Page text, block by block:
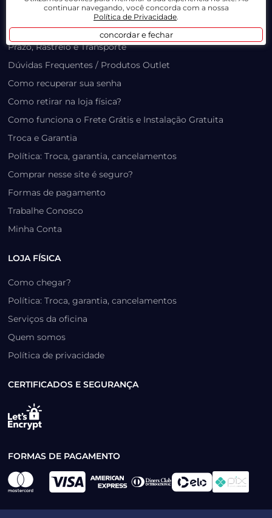
LOJA VIRTUAL
Lista de Desejos
Prazo, Rastreio e Transporte
Dúvidas Frequentes / Produtos Outlet
Como recuperar sua senha
Como retirar na loja física?
Como funciona o Frete Grátis e Instalação Gratuita
Troca e Garantia
Política: Troca, garantia, cancelamentos
Comprar nesse site é seguro?
Formas de pagamento
Trabalhe Conosco
Minha Conta
LOJA FÍSICA
Como chegar?
Política: Troca, garantia, cancelamentos
Serviços da oficina
Quem somos
Política de privacidade
CERTIFICADOS E SEGURANÇA
FORMAS DE PAGAMENTO
continuar navegando, você concorda com a nossa
Política de Privacidade.
concordar e fechar